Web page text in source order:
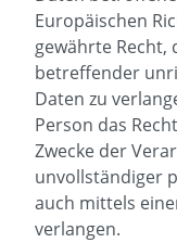
Europäischen
gewährte Recht,
betreffender
Daten zu
Person das
Zwecke der
unvollständiger
auch mittels
verlangen.